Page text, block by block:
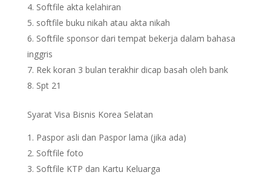
Softfile akta kelahiran
softfile buku nikah atau akta nikah
Softfile sponsor dari tempat bekerja dalam bahasa
inggris
Rek koran 3 bulan terakhir dicap basah oleh bank
Spt 21
Syarat Visa Bisnis Korea Selatan
Paspor asli dan Paspor lama (jika ada)
Softfile foto
Softfile KTP dan Kartu Keluarga